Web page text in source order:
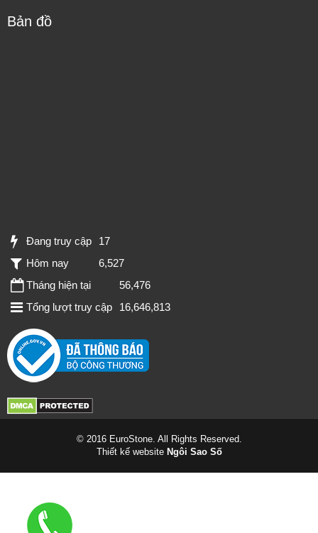
Bản đồ
Đang truy cập
17
Hôm nay
6,527
Tháng hiện tại
56,476
Tổng lượt truy cập
16,646,813
© 2016 EuroStone. All Rights Reserved.
Thiết kế website Ngôi Sao Số